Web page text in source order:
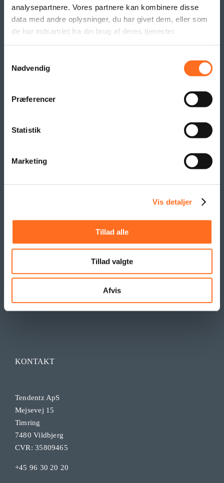
analysepartnere. Vores partnere kan kombinere disse
data med andre oplysninger, du har givet dem, eller som
de har indsamlet fra din brug af deres tjenester.
Nødvendig
Præferencer
Statistik
Marketing
Vis detaljer
Tillad alle
Tillad valgte
Afvis
BANNER PRODUKTER
Roll Up Banner
Logo- & Reklameflag
SAMARBEJDE
KONTAKT
Tendentz ApS
Mejsevej 15
Timring
7480 Vildbjerg
CVR: 35809465
+45 96 30 20 20